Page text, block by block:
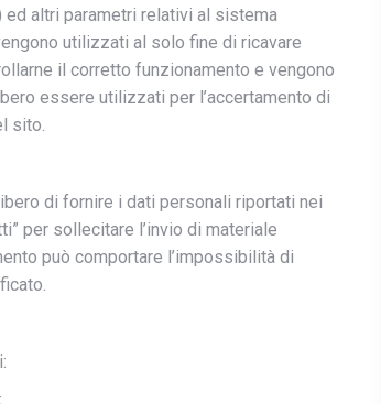
altri parametri relativi al sistema
utilizzati al solo fine di ricavare
il corretto funzionamento e vengono
essere utilizzati per l’accertamento di
sito.
di fornire i dati personali riportati nei
per sollecitare l’invio di materiale
può comportare l’impossibilità di